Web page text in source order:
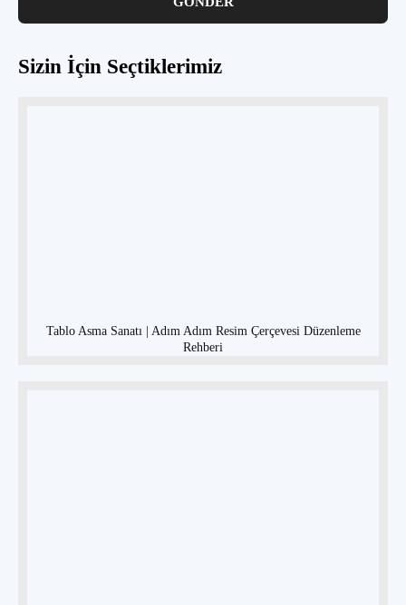
Sizin İçin Seçtiklerimiz
Tablo Asma Sanatı | Adım Adım Resim Çerçevesi Düzenleme
Rehberi